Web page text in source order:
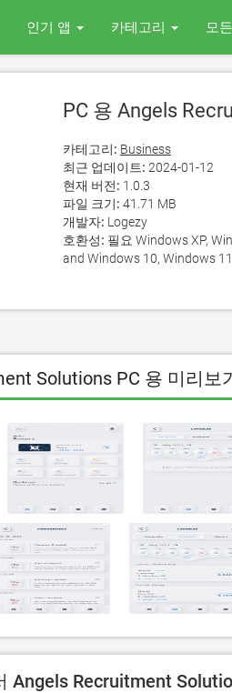
인기 앱 카테고리 모
PC 용 Angels
카테고리: Business
최근 업데이트: 2024-01-12
현재 버전: 1.0.3
파일 크기: 41.71 MB
개발자: Logezy
호환성: 필요 Windows XP,
and Windows 10, Windows 11
Solutions PC 용 미리보
Angels Recruitment